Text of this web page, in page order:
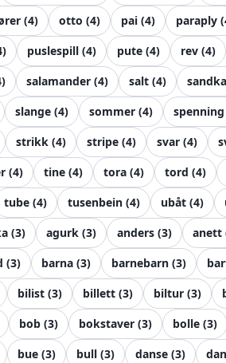
(4) otto (4) pai (4) paraply (
) puslespill (4) pute (4) rev (4)
) salamander (4) salt (4)
slange (4) sommer (4) spenning
strikk (4) stripe (4) svar (4)
(4) tine (4) tora (4) tord (4)
tube (4) tusenbein (4) ubåt (4)
(3) agurk (3) anders (3) anett
(3) barna (3) barnebarn (3)
bilist (3) billett (3) biltur (3)
bob (3) bokstaver (3) bolle (3)
bue (3) bull (3) danse (3)